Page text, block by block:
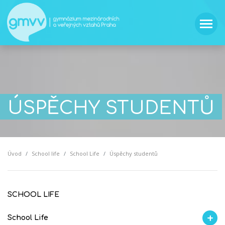
ÚSPĚCHY STUDENTŮ
Úvod School life School Life Úspěchy studentů
SCHOOL LIFE
School Life